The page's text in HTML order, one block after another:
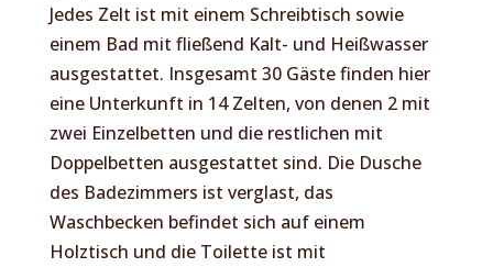
Jedes Zelt ist mit einem Schreibtisch sowie
einem Bad mit fließend Kalt- und Heißwasser
ausgestattet. Insgesamt 30 Gäste finden hier
eine Unterkunft in 14 Zelten, von denen 2 mit
zwei Einzelbetten und die restlichen mit
Doppelbetten ausgestattet sind. Die Dusche
des Badezimmers ist verglast, das
Waschbecken befindet sich auf einem
Holztisch und die Toilette ist mit